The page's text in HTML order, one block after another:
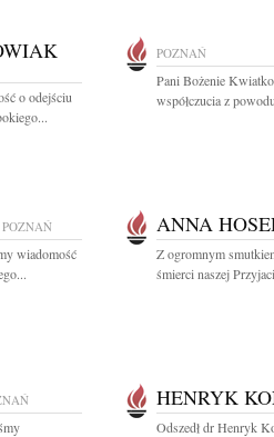
o odejściu
POZNAŃ
Pani Bożenie
współczucia z
POZNAŃ
wiadomość
ANNA
Z ogromnym
śmierci naszej
HENRYK
Odszedł dr Henryk